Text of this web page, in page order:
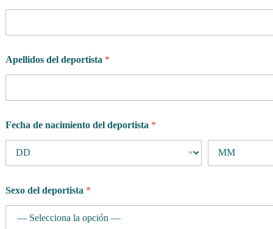
Apellidos del deportista *
Fecha de nacimiento del deportista *
Sexo del deportista *